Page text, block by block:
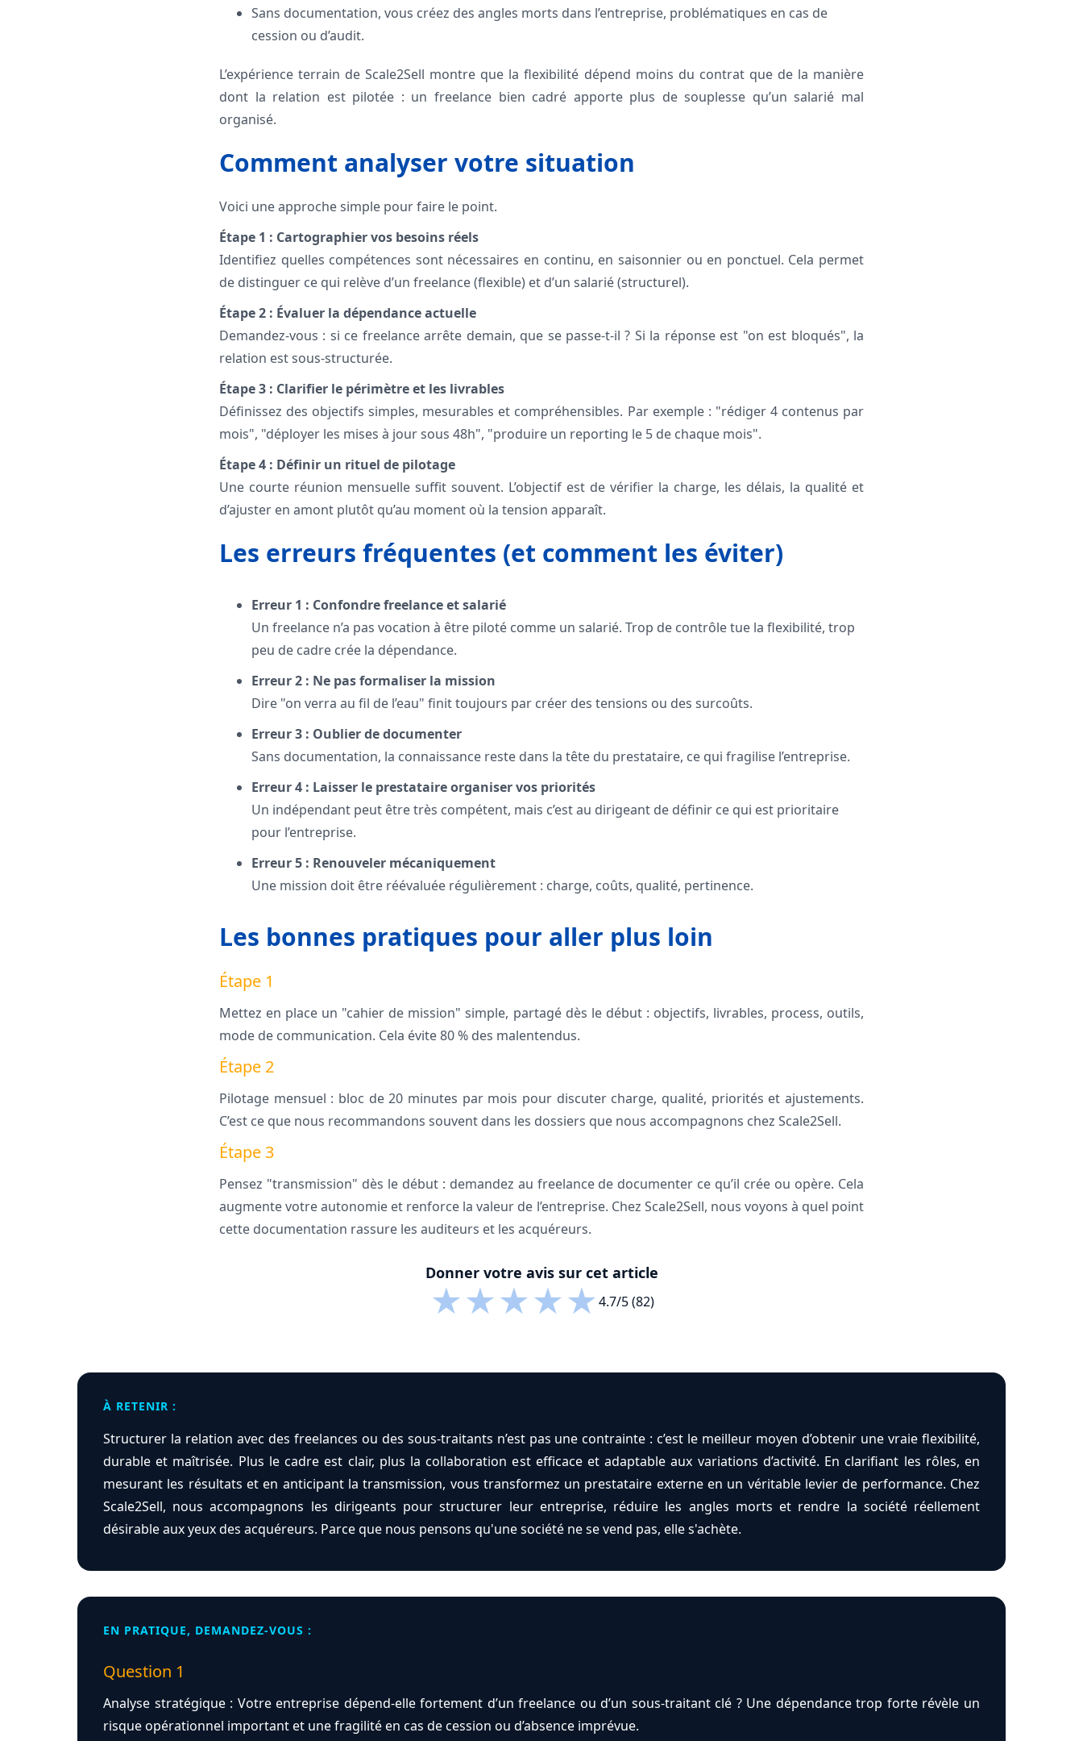
Sans documentation, vous créez des angles morts dans l’entreprise, problématiques en cas de
cession ou d’audit.
L’expérience terrain de Scale2Sell montre que la flexibilité dépend moins du contrat que de la manière
dont la relation est pilotée : un freelance bien cadré apporte plus de souplesse qu’un salarié mal
organisé.
Comment analyser votre situation
Voici une approche simple pour faire le point.
Étape 1 : Cartographier vos besoins réels
Identifiez quelles compétences sont nécessaires en continu, en saisonnier ou en ponctuel. Cela permet
de distinguer ce qui relève d’un freelance (flexible) et d’un salarié (structurel).
Étape 2 : Évaluer la dépendance actuelle
Demandez-vous : si ce freelance arrête demain, que se passe-t-il ? Si la réponse est "on est bloqués", la
relation est sous-structurée.
Étape 3 : Clarifier le périmètre et les livrables
Définissez des objectifs simples, mesurables et compréhensibles. Par exemple : "rédiger 4 contenus par
mois", "déployer les mises à jour sous 48h", "produire un reporting le 5 de chaque mois".
Étape 4 : Définir un rituel de pilotage
Une courte réunion mensuelle suffit souvent. L’objectif est de vérifier la charge, les délais, la qualité et
d’ajuster en amont plutôt qu’au moment où la tension apparaît.
Les erreurs fréquentes (et comment les éviter)
Erreur 1 : Confondre freelance et salarié
Un freelance n’a pas vocation à être piloté comme un salarié. Trop de contrôle tue la flexibilité, trop
peu de cadre crée la dépendance.
Erreur 2 : Ne pas formaliser la mission
Dire "on verra au fil de l’eau" finit toujours par créer des tensions ou des surcoûts.
Erreur 3 : Oublier de documenter
Sans documentation, la connaissance reste dans la tête du prestataire, ce qui fragilise l’entreprise.
Erreur 4 : Laisser le prestataire organiser vos priorités
Un indépendant peut être très compétent, mais c’est au dirigeant de définir ce qui est prioritaire
pour l’entreprise.
Erreur 5 : Renouveler mécaniquement
Une mission doit être réévaluée régulièrement : charge, coûts, qualité, pertinence.
Les bonnes pratiques pour aller plus loin
Étape 1
Mettez en place un "cahier de mission" simple, partagé dès le début : objectifs, livrables, process, outils,
mode de communication. Cela évite 80 % des malentendus.
Étape 2
Pilotage mensuel : bloc de 20 minutes par mois pour discuter charge, qualité, priorités et ajustements.
C’est ce que nous recommandons souvent dans les dossiers que nous accompagnons chez Scale2Sell.
Étape 3
Pensez "transmission" dès le début : demandez au freelance de documenter ce qu’il crée ou opère. Cela
augmente votre autonomie et renforce la valeur de l’entreprise. Chez Scale2Sell, nous voyons à quel point
cette documentation rassure les auditeurs et les acquéreurs.
Donner votre avis sur cet article
★★★★★4.7/5 (82)
À RETENIR :
Structurer la relation avec des freelances ou des sous-traitants n’est pas une contrainte : c’est le meilleur moyen d’obtenir une vraie flexibilité,
durable et maîtrisée. Plus le cadre est clair, plus la collaboration est efficace et adaptable aux variations d’activité. En clarifiant les rôles, en
mesurant les résultats et en anticipant la transmission, vous transformez un prestataire externe en un véritable levier de performance. Chez
Scale2Sell, nous accompagnons les dirigeants pour structurer leur entreprise, réduire les angles morts et rendre la société réellement
désirable aux yeux des acquéreurs. Parce que nous pensons qu'une société ne se vend pas, elle s'achète.
EN PRATIQUE, DEMANDEZ-VOUS :
Question 1
Analyse stratégique : Votre entreprise dépend-elle fortement d’un freelance ou d’un sous-traitant clé ? Une dépendance trop forte révèle un
risque opérationnel important et une fragilité en cas de cession ou d’absence imprévue.